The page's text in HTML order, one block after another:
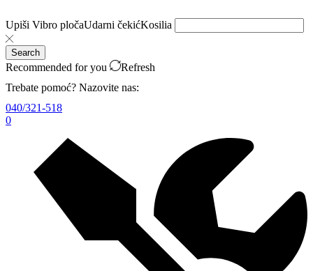
Upiši Vibro pločaUdarni čekićKosilia
Search
Recommended for you
Refresh
Trebate pomoć? Nazovite nas:
040/321-518
0